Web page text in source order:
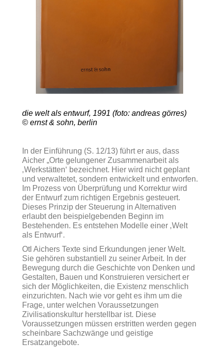
die welt als entwurf, 1991 (foto: andreas görres)
© ernst & sohn, berlin
In der Einführung (S. 12/13) führt er aus, dass
Aicher „Orte gelungener Zusammenarbeit als
‚Werkstätten‘ bezeichnet. Hier wird nicht geplant
und verwaltetet, sondern entwickelt und entworfen.
Im Prozess von Überprüfung und Korrektur wird
der Entwurf zum richtigen Ergebnis gesteuert.
Dieses Prinzip der Steuerung in Alternativen
erlaubt den beispielgebenden Beginn im
Bestehenden. Es entstehen Modelle einer ‚Welt
als Entwurf‘.
Otl Aichers Texte sind Erkundungen jener Welt.
Sie gehören substantiell zu seiner Arbeit. In der
Bewegung durch die Geschichte von Denken und
Gestalten, Bauen und Konstruieren versichert er
sich der Möglichkeiten, die Existenz menschlich
einzurichten. Nach wie vor geht es ihm um die
Frage, unter welchen Voraussetzungen
Zivilisationskultur herstellbar ist. Diese
Voraussetzungen müssen erstritten werden gegen
scheinbare Sachzwänge und geistige
Ersatzangebote.